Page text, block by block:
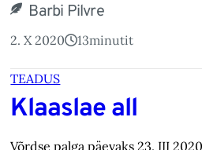
Barbi Pilvre
2. X 2020 13minutit
TEADUS
Klaaslae all
Võrdse palga päevaks 23. III